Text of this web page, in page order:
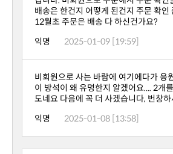
12월초 주문은 배송 다 하신건가요?
익명
2025-01-09 [19:59]
도네요 다음에 꼭 더 사겠습니다, 번창하
익명
2025-01-08 [13:58]